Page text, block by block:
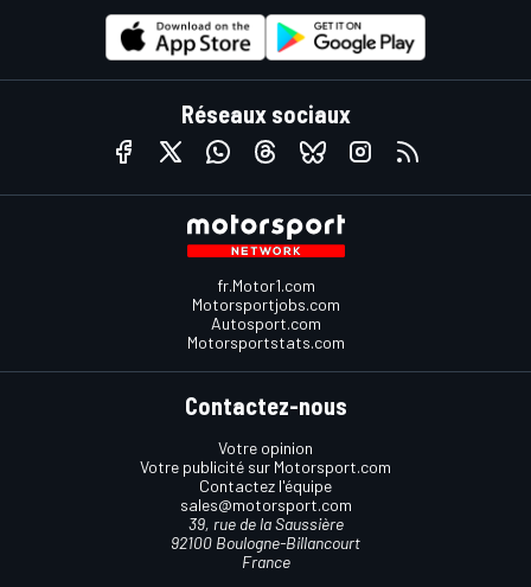
Réseaux sociaux
fr.Motor1.com
Motorsportjobs.com
Autosport.com
Motorsportstats.com
Contactez-nous
Votre opinion
Votre publicité sur Motorsport.com
Contactez l'équipe
sales@motorsport.com
39, rue de la Saussière
92100 Boulogne-Billancourt
France